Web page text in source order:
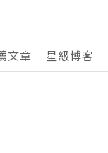
文章 星級博客